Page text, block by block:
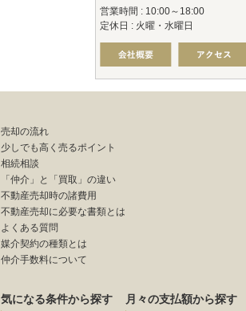
営業時間 : 10:00～18:00
定休日 : 火曜・水曜日
売却の流れ
少しでも高く売るポイント
相続相談
「仲介」と「買取」の違い
不動産売却時の諸費用
不動産売却に必要な書類とは
よくある質問
媒介契約の種類とは
仲介手数料について
気になる条件から探す 月々の支払額から探す